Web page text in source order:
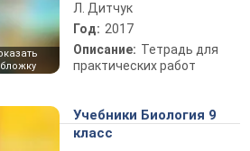
Л. Дитчук
Год: 2017
Описание: Тетрадь для
практических работ
Учебники Биология 9
класс